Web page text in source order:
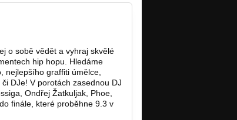
o sobě vědět a vyhraj skvělé
hip hopu. Hledáme
nejlepšího graffiti úmělce,
DJe! V porotách zasednou DJ
Ondřej Žatkuljak, Phoe,
finále, které proběhne 9.3 v